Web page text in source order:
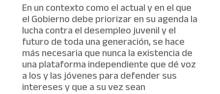
En un contexto como el actual y en el que
el Gobierno debe priorizar en su agenda la
lucha contra el desempleo juvenil y el
futuro de toda una generación, se hace
más necesaria que nunca la existencia de
una plataforma independiente que dé voz
a los y las jóvenes para defender sus
intereses y que a su vez sean